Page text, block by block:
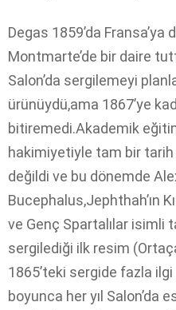
Degas 1859’da
Montmarte’de bir daire
Salon’da sergilemeyi
ürünüydü,ama 1867’ye
bitiremedi.Akademik
hakimiyetiyle tam bir tarih
değildi ve bu dönemde
Bucephalus,Jephthah’ın
ve Genç Spartalılar isimli
sergilediği ilk resim
1865’teki sergide fazla ilgi
boyunca her yıl Salon’da